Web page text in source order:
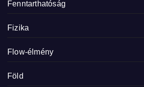
Fenntarthatóság
Fizika
Flow-élmény
Föld